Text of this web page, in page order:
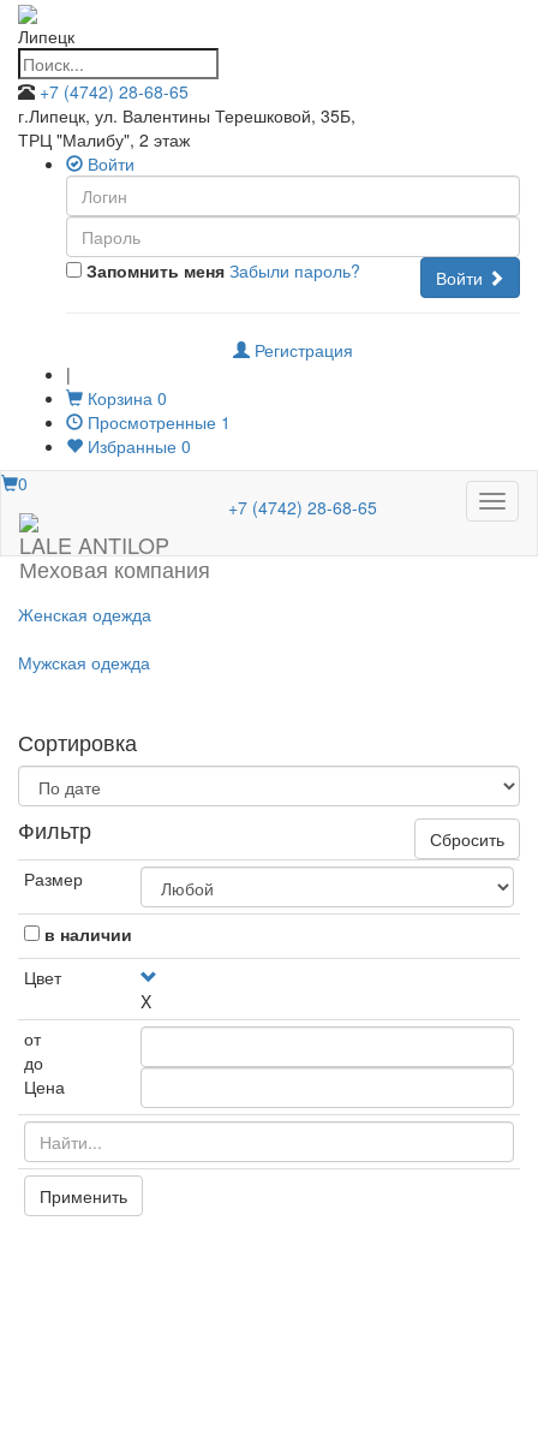
Липецк
+7 (4742) 28-68-65
г.Липецк, ул. Валентины Терешковой, 35Б,
ТРЦ "Малибу", 2 этаж
Войти
Запомнить меня Войти
Забыли пароль?
Регистрация
|
Корзина 0
Просмотренные 1
Избранные 0
Меню
0
LALE ANTILOP
Меховая компания
+7 (4742) 28-68-65
Женская одежда
Мужская одежда
Сортировка
Фильтр
Сбросить
Размер
в наличии
Цвет
X
от
до
Цена
Применить